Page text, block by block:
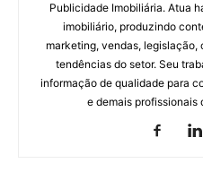
Publicidade Imobiliária. Atua
imobiliário, produzindo
marketing, vendas,
tendências do setor. Seu
informação de qualidade para
e demais profissionais